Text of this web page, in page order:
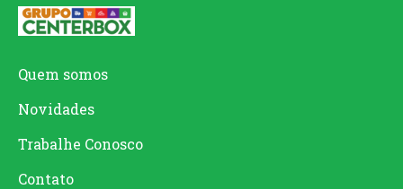
Quem somos
Novidades
Trabalhe Conosco
Contato